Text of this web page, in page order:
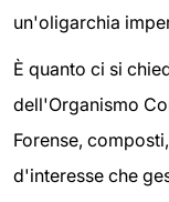
un'oligarchia
È quanto ci si
dell'Organismo
Forense,
d'interesse che